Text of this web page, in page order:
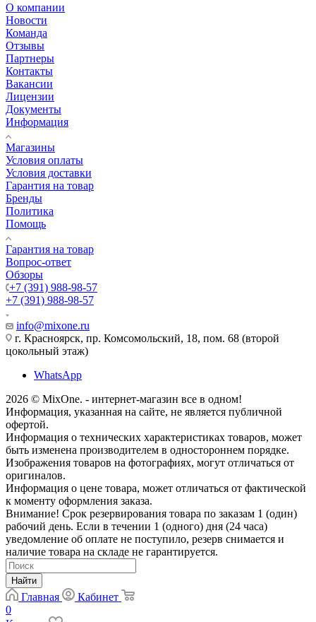
О компании
Новости
Команда
Отзывы
Партнеры
Контакты
Вакансии
Лицензии
Документы
Информация
Магазины
Условия оплаты
Условия доставки
Гарантия на товар
Бренды
Политика
Помощь
Гарантия на товар
Вопрос-ответ
Обзоры
+7 (391) 988-98-57
+7 (391) 988-98-57
info@mixone.ru
г. Красноярск, пр. Комсомольский, 18, пом. 68 (второй
цокольный этаж)
WhatsApp
2026 © MixOne. - интернет-магазин все в одном!
Информация, указанная на сайте, не является публичной
офертой.
Информация о технических характеристиках товаров, может
быть изменена производителем в одностороннем порядке.
Изображения товаров на фотографиях, могут отличаться от
оригиналов.
Информация о цене товара, может отличаться от фактической
к моменту оформления заказа.
Внимание! Срок резервирования товара по заказам 1 (один)
рабочий день. Если в течении 1 (одного) дня (24 часа)
уведомление об оплате не поступило, резерв снимается и
наличие товара на складе не гарантируется.
Найти
Главная
Кабинет
0